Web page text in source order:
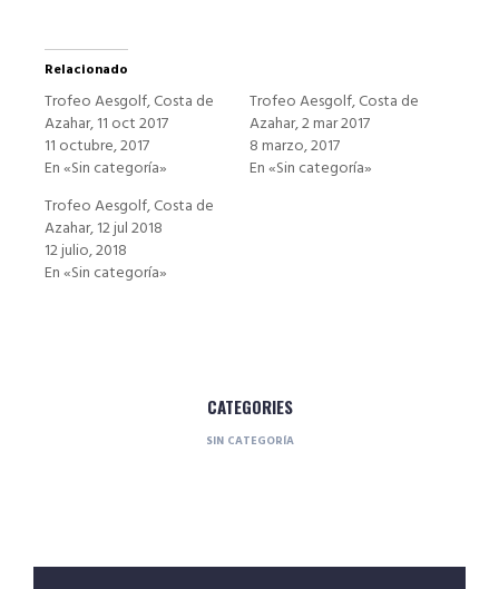
Relacionado
Trofeo Aesgolf, Costa de
Azahar, 11 oct 2017
11 octubre, 2017
En «Sin categoría»
Trofeo Aesgolf, Costa de
Azahar, 2 mar 2017
8 marzo, 2017
En «Sin categoría»
Trofeo Aesgolf, Costa de
Azahar, 12 jul 2018
12 julio, 2018
En «Sin categoría»
CATEGORIES
SIN CATEGORÍA